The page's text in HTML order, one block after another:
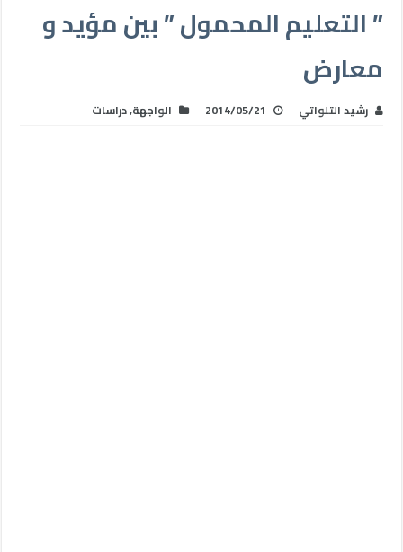
” التعليم المحمول ” بين مؤيد و
معارض
رشيد التلواتي 2014/05/21 الواجهة,دراسات